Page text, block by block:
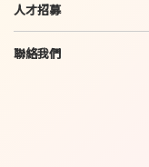
人才招募
聯絡我們